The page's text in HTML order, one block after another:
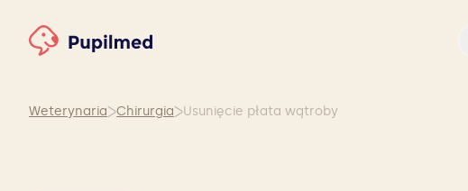
Weterynaria Chirurgia Usunięcie płata wątroby